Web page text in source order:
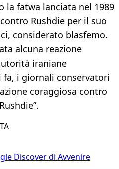
la fatwa lanciata nel 1989
Rushdie per il suo
considerato blasfemo.
alcuna reazione
iraniane
i giornali conservatori
coraggiosa contro
Discover di Avvenire